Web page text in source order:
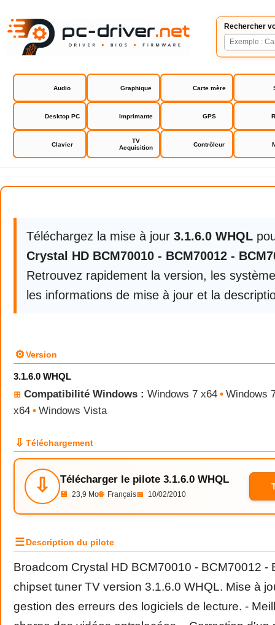
Rechercher
Audio Graphique Carte mère
Desktop PC Imprimante GPS
Clavier
TV
Acquisition
Contrôleur
Broadcom Crystal HD
Téléchargez la mise à jour 3.1.6.0 WHQL
Crystal HD BCM70010 - BCM70012 -
Retrouvez rapidement la version, les
les informations de mise à jour et la
⚙Version
3.1.6.0 WHQL
⊞ Compatibilité Windows : Windows 7 x64 • Windows
x64 • Windows Vista
⇩ Téléchargement
⇩ Télécharger le pilote 3.1.6.0 WHQL
💾 23,9 Mo🌐 Français📅 10/02/2010
☰Description du pilote
Broadcom Crystal HD BCM70010 - BCM70012 -
chipset tuner TV version 3.1.6.0 WHQL. Mise à
gestion des erreurs des logiciels de lecture. -